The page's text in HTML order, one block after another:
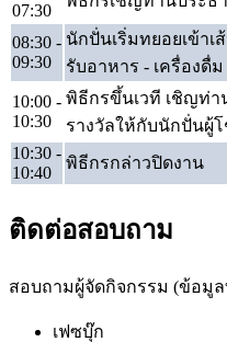
07:30
08:30 -
09:30
นักปั่นเริ่มทยอยเข้าเ
รับอาหาร - เครื่องดื่ม
10:00 -
10:30
พิธีกรขึ้นเวที เชิญท่า
รางวัลให้กับนักปั่นผู้
10:30 -
10:40
พิธีกรกล่าวปิดงาน
ติดต่อสอบถาม
สอบถามผู้จัดกิจกรรม (ข้อมู
เฟซบุ๊ก